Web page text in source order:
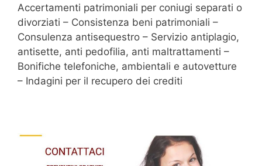
Accertamenti patrimoniali per coniugi separati o
divorziati – Consistenza beni patrimoniali –
Consulenza antisequestro – Servizio antiplagio,
antisette, anti pedofilia, anti maltrattamenti –
Bonifiche telefoniche, ambientali e autovetture
– Indagini per il recupero dei crediti